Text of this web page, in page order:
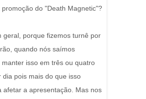
promoção do "Death Magnetic"?
geral, porque fizemos turnê por
quando nós saímos
manter isso em três ou quatro
dia pois mais do que isso
afetar a apresentação. Mas nos